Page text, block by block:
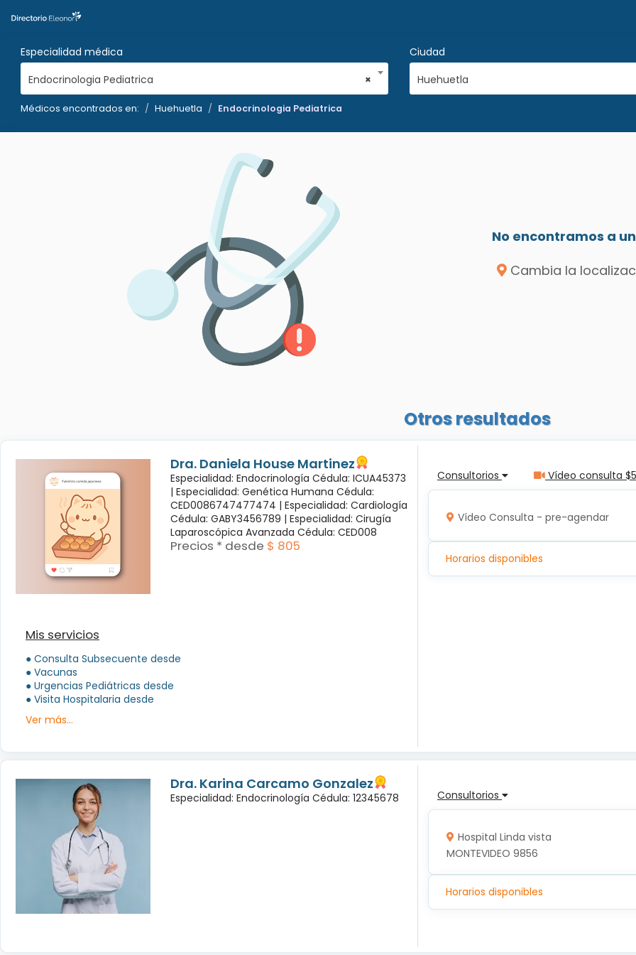
Especialidad médica
×
Endocrinologia Pediatrica
Ciudad
Huehuetla
Médicos encontrados en: Huehuetla Endocrinologia Pediatrica
No encontramos a
Cambia la
Otros resultados
Dra. Daniela House Martinez
Especialidad: Endocrinología Cédula: ICUA45373
| Especialidad: Genética Humana Cédula:
CED0086747477474 | Especialidad: Cardiología
Cédula: GABY3456789 | Especialidad: Cirugía
Laparoscópica Avanzada Cédula: CED008
Precios * desde $ 805
Mis servicios
● Consulta Subsecuente desde
● Vacunas
● Urgencias Pediátricas desde
● Visita Hospitalaria desde
Ver más...
Consultorios Vídeo consulta
Vídeo Consulta - pre-agendar
Horarios disponibles
Dra. Karina Carcamo Gonzalez
Especialidad: Endocrinología Cédula: 12345678 Consultorios
Hospital Linda vista
MONTEVIDEO 9856
Horarios disponibles